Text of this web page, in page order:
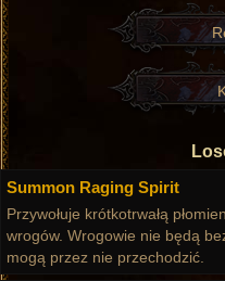
Summon Raging Spirit
Przywołuje krótkotrwałą
wrogów. Wrogowie nie będą
mogą przez nie przechodzić.